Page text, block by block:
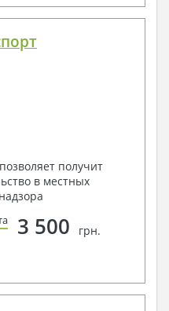
получит
в местных
3 500 грн.